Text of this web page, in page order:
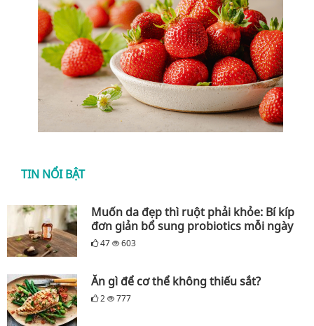
TIN NỔI BẬT
Muốn da đẹp thì ruột phải khỏe: Bí kíp
đơn giản bổ sung probiotics mỗi ngày
47 603
Ăn gì để cơ thể không thiếu sắt?
2 777